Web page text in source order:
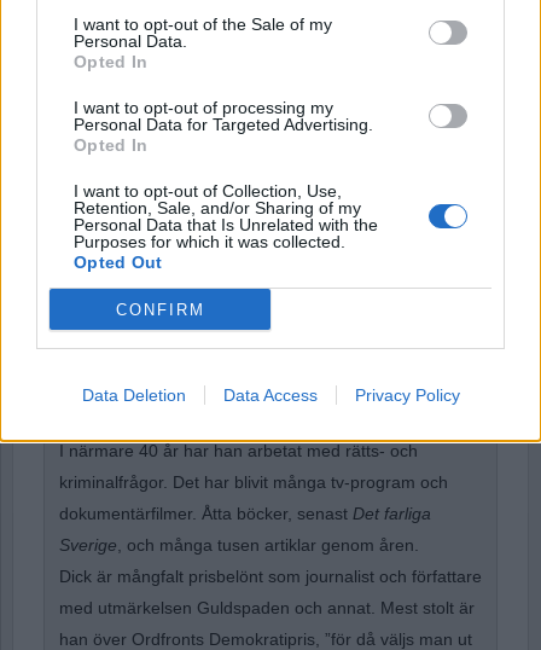
I want to opt-out of the Sale of my
Personal Data.
Opted In
I want to opt-out of processing my
Personal Data for Targeted Advertising.
Opted In
I want to opt-out of Collection, Use,
Retention, Sale, and/or Sharing of my
Personal Data that Is Unrelated with the
Purposes for which it was collected.
Opted Out
CONFIRM
Data Deletion Data Access Privacy Policy
Forgot Password
Stöd Para§rafs bevakning av högerextremismen
Dick Sundevallär Para§rafs chefredaktör men
hans krönikor och debattartiklar är inga ledare, utan
I närmare 40 år har han arbetat med rätts- och
kriminalfrågor. Det har blivit många tv-program och
dokumentärfilmer. Åtta böcker, senast Det farliga
Sverige , och många tusen artiklar genom åren.
Dick är mångfalt prisbelönt som journalist och författare
med utmärkelsen Guldspaden och annat. Mest stolt är
han över Ordfronts Demokratipris, ”för då väljs man ut